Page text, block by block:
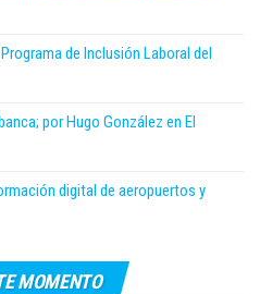
de Inclusión Laboral del
por Hugo González en El
digital de aeropuertos y
MOMENTO